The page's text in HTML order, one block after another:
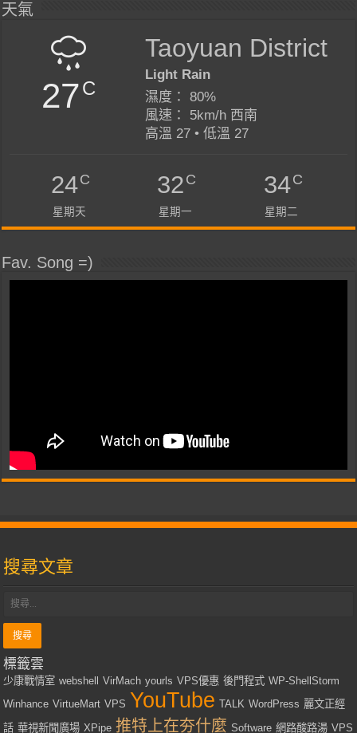
天氣
27C
Taoyuan District
Light Rain
濕度： 80%
風速： 5km/h 西南
高溫 27 • 低溫 27
24C
星期天
32C
星期一
34C
星期二
Fav. Song =)
搜尋文章
標籤雲
少康戰情室 webshell VirMach yourls VPS優惠 後門程式 WP-ShellStorm
Winhance VirtueMart VPS YouTube TALK WordPress 麗文正經
話 華視新聞廣場 XPipe 推特上在夯什麼 Software 網路酸路湯 VPS